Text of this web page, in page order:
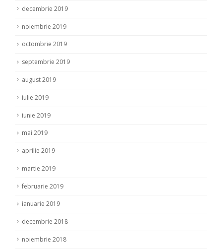
decembrie 2019
noiembrie 2019
octombrie 2019
septembrie 2019
august 2019
iulie 2019
iunie 2019
mai 2019
aprilie 2019
martie 2019
februarie 2019
ianuarie 2019
decembrie 2018
noiembrie 2018